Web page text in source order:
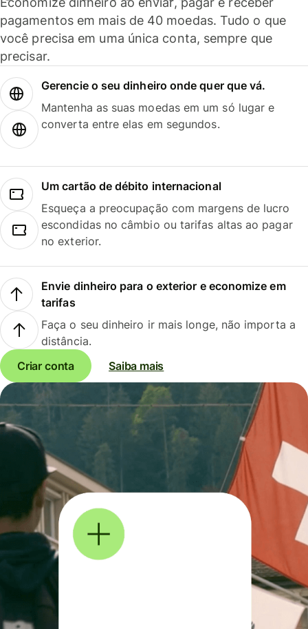
pagamentos em mais de 40 moedas. Tudo o que
você precisa em uma única conta, sempre que
precisar.
Gerencie o seu dinheiro onde quer que vá.
Mantenha as suas moedas em um só lugar e
converta entre elas em segundos.
Um cartão de débito internacional
Esqueça a preocupação com margens de lucro
escondidas no câmbio ou tarifas altas ao pagar
no exterior.
Envie dinheiro para o exterior e economize em
tarifas
Faça o seu dinheiro ir mais longe, não importa a
distância.
Criar conta
Saiba mais